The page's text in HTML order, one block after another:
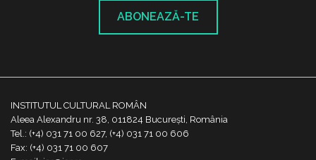
ABONEAZĂ-TE
INSTITUTUL CULTURAL ROMÂN
Aleea Alexandru nr. 38, 011824 București, România
Tel.: (+4) 031 71 00 627, (+4) 031 71 00 606
Fax: (+4) 031 71 00 607